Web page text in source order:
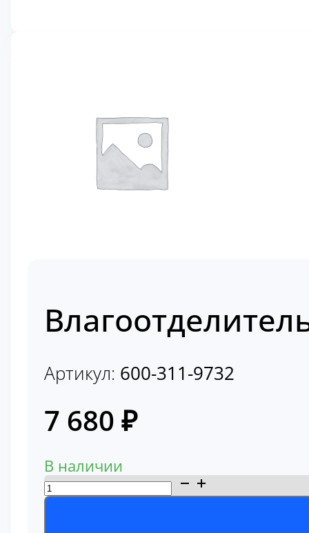
Артикул: 600-311-9732
7 680 ₽
В наличии
Количество
товара